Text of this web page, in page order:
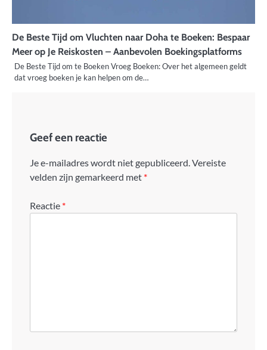
De Beste Tijd om Vluchten naar Doha te Boeken: Bespaar
Meer op Je Reiskosten – Aanbevolen Boekingsplatforms
De Beste Tijd om te Boeken Vroeg Boeken: Over het algemeen geldt
dat vroeg boeken je kan helpen om de…
Geef een reactie
Je e-mailadres wordt niet gepubliceerd. Vereiste
velden zijn gemarkeerd met *
Reactie *